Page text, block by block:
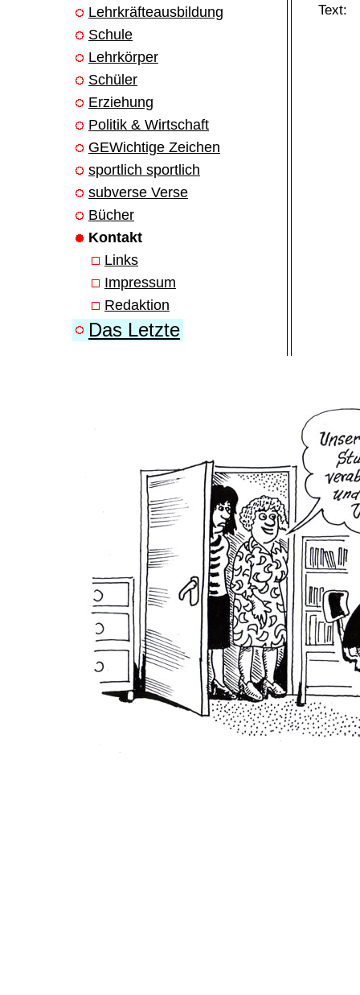
Lehrkräfteausbildung
Schule
Lehrkörper
Schüler
Erziehung
Politik & Wirtschaft
GEWichtige Zeichen
sportlich sportlich
subverse Verse
Bücher
Kontakt
Links
Impressum
Redaktion
Das Letzte
Text: